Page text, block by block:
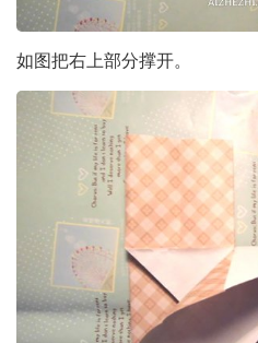
如图把右上部分撑开。